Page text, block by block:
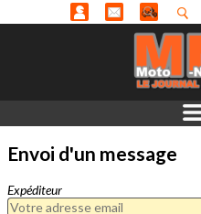
Envoi d'un message
Expéditeur